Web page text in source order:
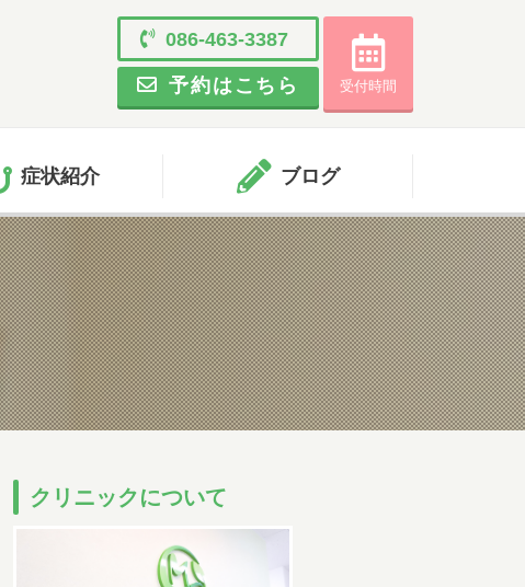
受付時間
と について
小児科
● ● ●
耳鼻科
受付時間 月 火 水 木 金
土
09:00 - 11:45
● ● ● ● ●
12:45まで
15:00 - 17:45
● ● - ● ● -
初めて受診をされる方は、受付終了時間の30分前まで
にご来院ください。受付手続き、問診、検査に時間を
順番予約は午前中に午後の予約・受付はできません。
尾内医師によるアレルギー外来と予防接種・健診は完
全予約です。前日までに直接クリニックに電話をし、
予約をとってください。
086-463-3387
予約はこちら
症状紹介 ブログ
クリニックについて